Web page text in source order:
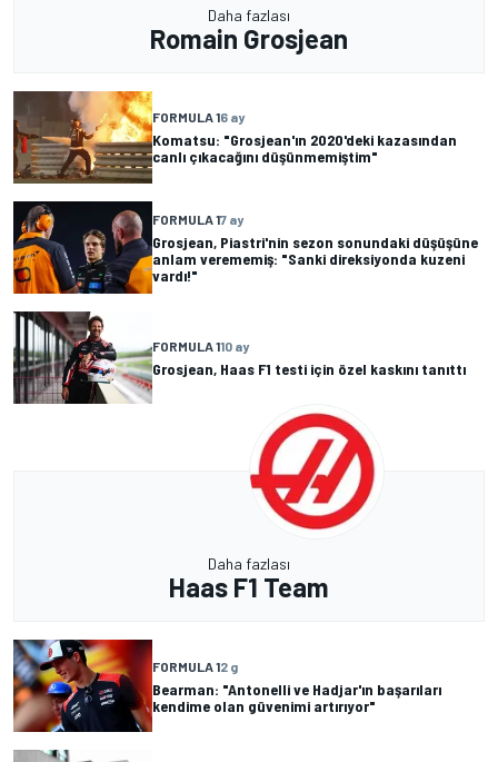
Daha fazlası
Romain Grosjean
FORMULA 16 ay
Komatsu: "Grosjean'ın 2020'deki kazasından
canlı çıkacağını düşünmemiştim"
FORMULA 17 ay
Grosjean, Piastri'nin sezon sonundaki düşüşüne
anlam verememiş: "Sanki direksiyonda kuzeni
vardı!"
FORMULA 110 ay
Grosjean, Haas F1 testi için özel kaskını tanıttı
Daha fazlası
Haas F1 Team
FORMULA 12 g
Bearman: "Antonelli ve Hadjar'ın başarıları
kendime olan güvenimi artırıyor"